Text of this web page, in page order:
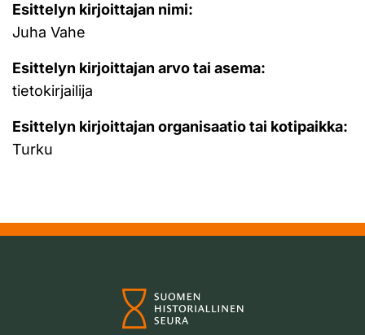
Esittelyn kirjoittajan nimi:
Juha Vahe
Esittelyn kirjoittajan arvo tai asema:
tietokirjailija
Esittelyn kirjoittajan organisaatio tai kotipaikka:
Turku